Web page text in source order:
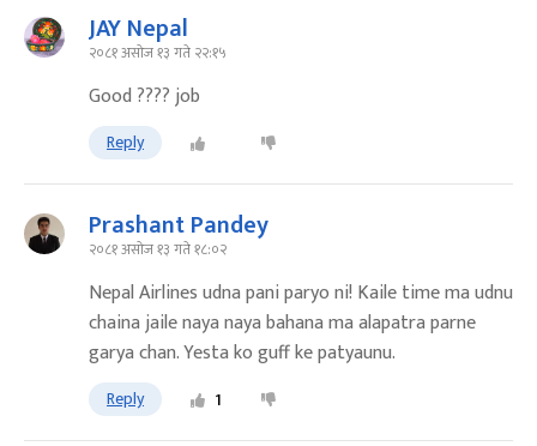
JAY Nepal
२०८१ असोज १३ गते २२:१५
Good ???? job
Reply
Prashant Pandey
२०८१ असोज १३ गते १८:०२
Nepal Airlines udna pani paryo ni! Kaile time ma udnu
chaina jaile naya naya bahana ma alapatra parne
garya chan. Yesta ko guff ke patyaunu.
Reply 1